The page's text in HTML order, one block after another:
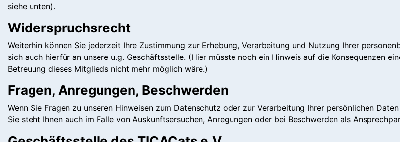
siehe unten).
Widerspruchsrecht
Weiterhin können Sie jederzeit Ihre Zustimmung zur Erhebung, Verarbeitung und Nutzung Ihrer
sich auch hierfür an unsere u.g. Geschäftsstelle. (Hier müsste noch ein Hinweis auf die Konsequenzen
Betreuung dieses Mitglieds nicht mehr möglich wäre.)
Fragen, Anregungen, Beschwerden
Wenn Sie Fragen zu unseren Hinweisen zum Datenschutz oder zur Verarbeitung Ihrer persönlichen
Sie steht Ihnen auch im Falle von Auskunftsersuchen, Anregungen oder bei Beschwerden als